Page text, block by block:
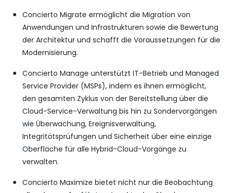
Concierto Migrate ermöglicht die Migration von
Anwendungen und Infrastrukturen sowie die Bewertung
der Architektur und schafft die Voraussetzungen für die
Modernisierung.
Concierto Manage unterstützt IT-Betrieb und Managed
Service Provider (MSPs), indem es ihnen ermöglicht,
den gesamten Zyklus von der Bereitstellung über die
Cloud-Service-Verwaltung bis hin zu Sondervorgängen
wie Überwachung, Ereignisverwaltung,
Integritätsprüfungen und Sicherheit über eine einzige
Oberfläche für alle Hybrid-Cloud-Vorgänge zu
verwalten.
Concierto Maximize bietet nicht nur die Beobachtung